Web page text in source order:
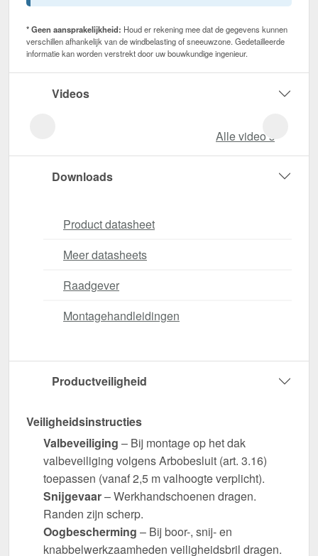
* Geen aansprakelijkheid: Houd er rekening mee dat de gegevens kunnen
verschillen afhankelijk van de windbelasting of sneeuwzone. Gedetailleerde
informatie kan worden verstrekt door uw bouwkundige ingenieur.
Videos
Alle video‘s
Downloads
Product datasheet
Meer datasheets
Raadgever
Montagehandleidingen
Productveiligheid
Veiligheidsinstructies
Valbeveiliging – Bij montage op het dak
valbeveiliging volgens Arbobesluit (art. 3.16)
toepassen (vanaf 2,5 m valhoogte verplicht).
Snijgevaar– Werkhandschoenen dragen.
Randen zijn scherp.
Oogbescherming – Bij boor-, snij- en
knabbelwerkzaamheden veiligheidsbril dragen.